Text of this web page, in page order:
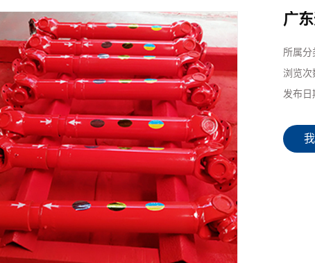
广
所属分
浏览次
发布日